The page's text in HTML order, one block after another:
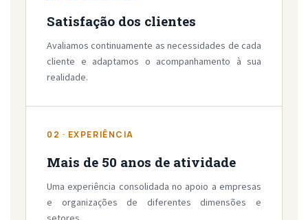
Satisfação dos clientes
Avaliamos continuamente as necessidades de cada
cliente e adaptamos o acompanhamento à sua
realidade.
02 · EXPERIÊNCIA
Mais de 50 anos de atividade
Uma experiência consolidada no apoio a empresas
e organizações de diferentes dimensões e